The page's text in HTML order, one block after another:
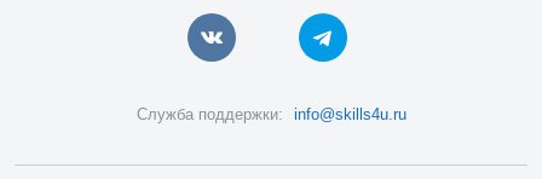
Служба поддержки: info@skills4u.ru